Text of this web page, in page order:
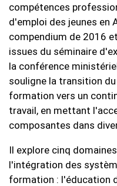
compétences
d'emploi des jeunes en
compendium de 2016
issues du séminaire
la conférence
souligne la transition
formation vers un
travail, en mettant
composantes dans
Il explore cinq
l'intégration des
formation : l'éducation